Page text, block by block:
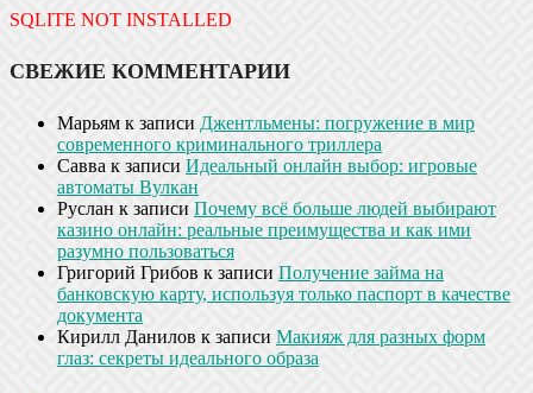
SQLITE NOT INSTALLED
СВЕЖИЕ КОММЕНТАРИИ
Марьям к записи Джентльмены: погружение в мир
современного криминального триллера
Савва к записи Идеальный онлайн выбор: игровые
автоматы Вулкан
Руслан к записи Почему всё больше людей выбирают
казино онлайн: реальные преимущества и как ими
разумно пользоваться
Григорий Грибов к записи Получение займа на
банковскую карту, используя только паспорт в качестве
документа
Кирилл Данилов к записи Макияж для разных форм
глаз: секреты идеального образа